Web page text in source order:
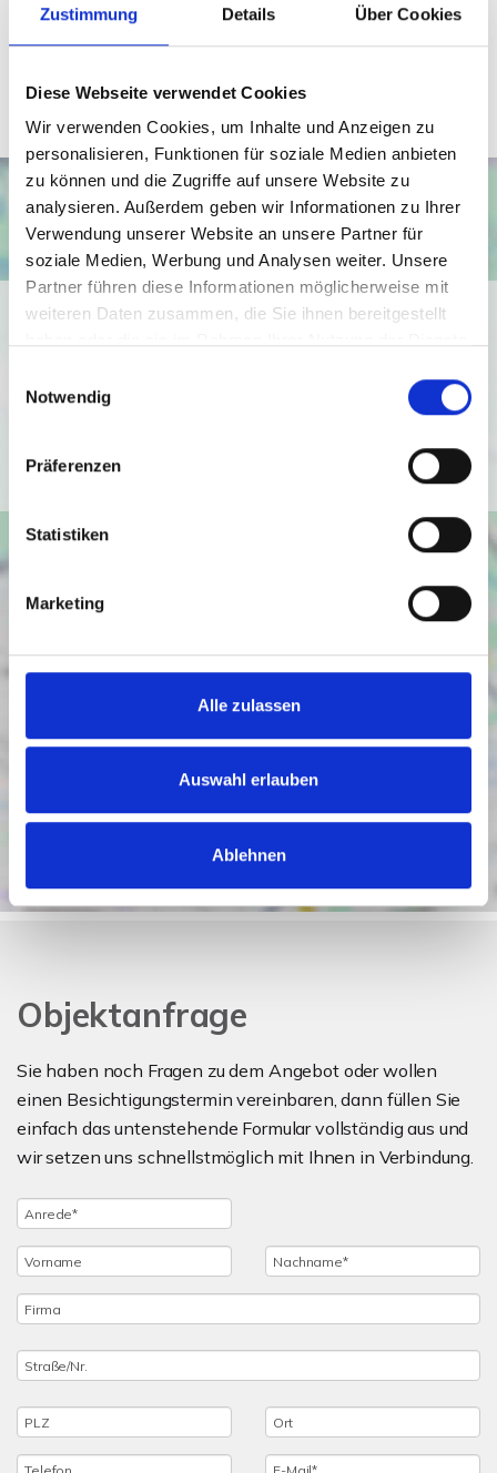
Zustimmung Details Über Cookies
Diese Webseite verwendet Cookies
Wir verwenden Cookies, um Inhalte und Anzeigen zu
personalisieren, Funktionen für soziale Medien anbieten
zu können und die Zugriffe auf unsere Website zu
analysieren. Außerdem geben wir Informationen zu Ihrer
Verwendung unserer Website an unsere Partner für
soziale Medien, Werbung und Analysen weiter. Unsere
Partner führen diese Informationen möglicherweise mit
weiteren Daten zusammen, die Sie ihnen bereitgestellt
Notwendig
Präferenzen
Statistiken
Marketing
Alle zulassen
Auswahl erlauben
Ablehnen
Telefax: 0571 870 490 05
weihe@wb-immobilien.de
Ich bin damit einverstanden, dass mir Karten von Google
angezeigt werden. Es gelten die
(https://policies.google.com/privacy
Objektanfrage
Sie haben noch Fragen zu dem Angebot oder wollen
einen Besichtigungstermin vereinbaren, dann füllen Sie
einfach das untenstehende Formular vollständig aus und
wir setzen uns schnellstmöglich mit Ihnen in Verbindung.